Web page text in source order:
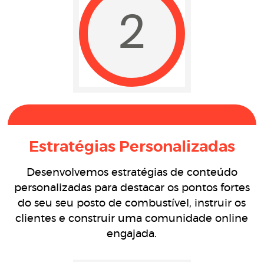
2
Estratégias Personalizadas
Desenvolvemos estratégias de conteúdo
personalizadas para destacar os pontos fortes
do seu seu posto de combustível, instruir os
clientes e construir uma comunidade online
engajada.